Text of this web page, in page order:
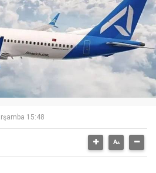
15:48